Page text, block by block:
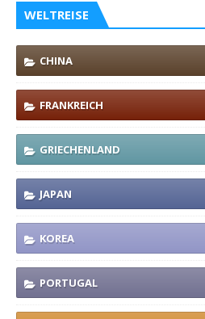
WELTREISE
CHINA
FRANKREICH
GRIECHENLAND
JAPAN
KOREA
PORTUGAL